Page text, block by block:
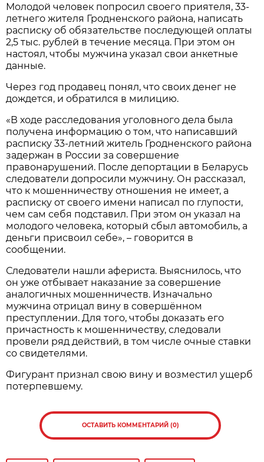
Молодой человек попросил своего приятеля, 33-
летнего жителя Гродненского района, написать
расписку об обязательстве последующей оплаты
2,5 тыс. рублей в течение месяца. При этом он
настоял, чтобы мужчина указал свои анкетные
данные.
Через год продавец понял, что своих денег не
дождется, и обратился в милицию.
«В ходе расследования уголовного дела была
получена информацию о том, что написавший
расписку 33-летний житель Гродненского района
задержан в России за совершение
правонарушений. После депортации в Беларусь
следователи допросили мужчину. Он рассказал,
что к мошенничеству отношения не имеет, а
расписку от своего имени написал по глупости,
чем сам себя подставил. При этом он указал на
молодого человека, который сбыл автомобиль, а
деньги присвоил себе», – говорится в
сообщении.
Следователи нашли афериста. Выяснилось, что
он уже отбывает наказание за совершение
аналогичных мошенничеств. Изначально
мужчина отрицал вину в совершённом
преступлении. Для того, чтобы доказать его
причастность к мошенничеству, следовали
провели ряд действий, в том числе очные ставки
со свидетелями.
Фигурант признал свою вину и возместил ущерб
потерпевшему.
ОСТАВИТЬ КОММЕНТАРИЙ (0)